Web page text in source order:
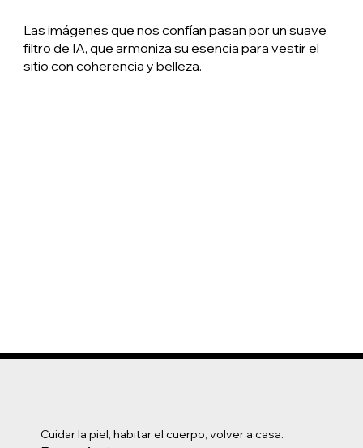
Las imágenes que nos confían pasan por un suave
filtro de IA, que armoniza su esencia para vestir el
sitio con coherencia y belleza.
Cuidar la piel, habitar el cuerpo, volver a casa.